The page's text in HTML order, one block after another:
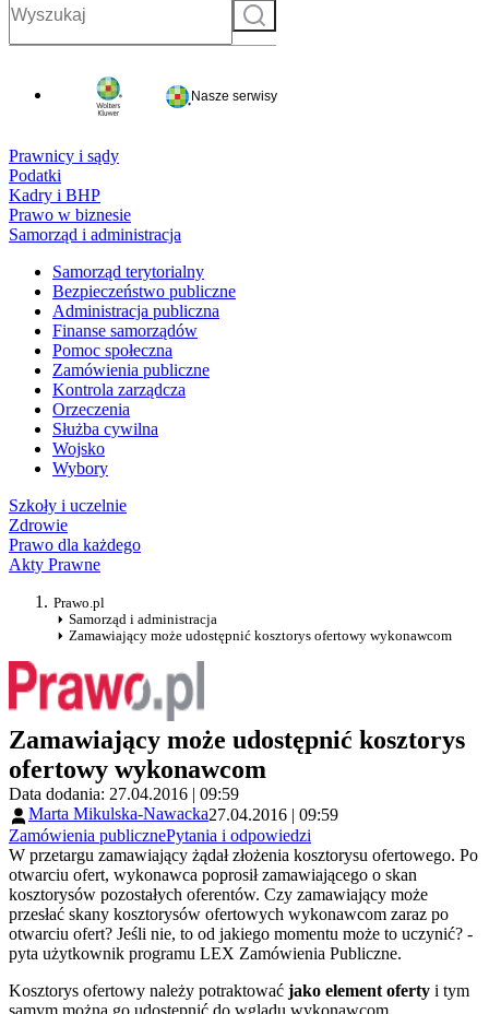
Szukaj
Nasze serwisy
Prawnicy i sądy
Podatki
Kadry i BHP
Prawo w biznesie
Samorząd i administracja
Samorząd terytorialny
Bezpieczeństwo publiczne
Administracja publiczna
Finanse samorządów
Pomoc społeczna
Zamówienia publiczne
Kontrola zarządcza
Orzeczenia
Służba cywilna
Wojsko
Wybory
Szkoły i uczelnie
Zdrowie
Prawo dla każdego
Akty Prawne
Prawo.pl
Samorząd i administracja
Zamawiający może udostępnić kosztorys ofertowy wykonawcom
Zamawiający może udostępnić kosztorys
ofertowy wykonawcom
Data dodania: 27.04.2016 | 09:59
Marta Mikulska-Nawacka27.04.2016 | 09:59
Zamówienia publicznePytania i odpowiedzi
W przetargu zamawiający żądał złożenia kosztorysu ofertowego. Po
otwarciu ofert, wykonawca poprosił zamawiającego o skan
kosztorysów pozostałych oferentów. Czy zamawiający może
przesłać skany kosztorysów ofertowych wykonawcom zaraz po
otwarciu ofert? Jeśli nie, to od jakiego momentu może to uczynić? -
pyta użytkownik programu LEX Zamówienia Publiczne.
Kosztorys ofertowy należy potraktować jako element oferty i tym
samym można go udostępnić do wglądu wykonawcom.